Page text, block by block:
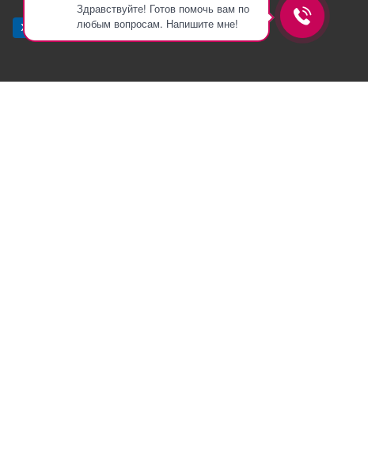
Здравствуйте! Готов помочь вам по
любым вопросам. Напишите мне!
Хорошо